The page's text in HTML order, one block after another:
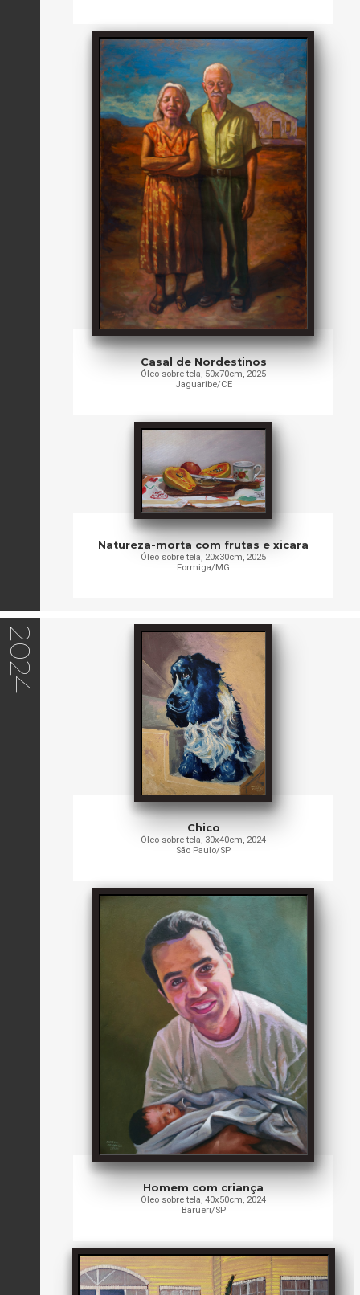
Casal de Nordestinos
Óleo sobre tela, 50x70cm, 2025
Jaguaribe/CE
Natureza-morta com frutas e xicara
Óleo sobre tela, 20x30cm, 2025
Formiga/MG
2024
Chico
Óleo sobre tela, 30x40cm, 2024
São Paulo/SP
Homem com criança
Óleo sobre tela, 40x50cm, 2024
Barueri/SP